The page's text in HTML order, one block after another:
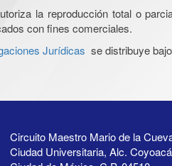
la reproducción total o
con fines comerciales.
Jurídicas se distribuye
Circuito Maestro Mario de la
Ciudad Universitaria, Alc.